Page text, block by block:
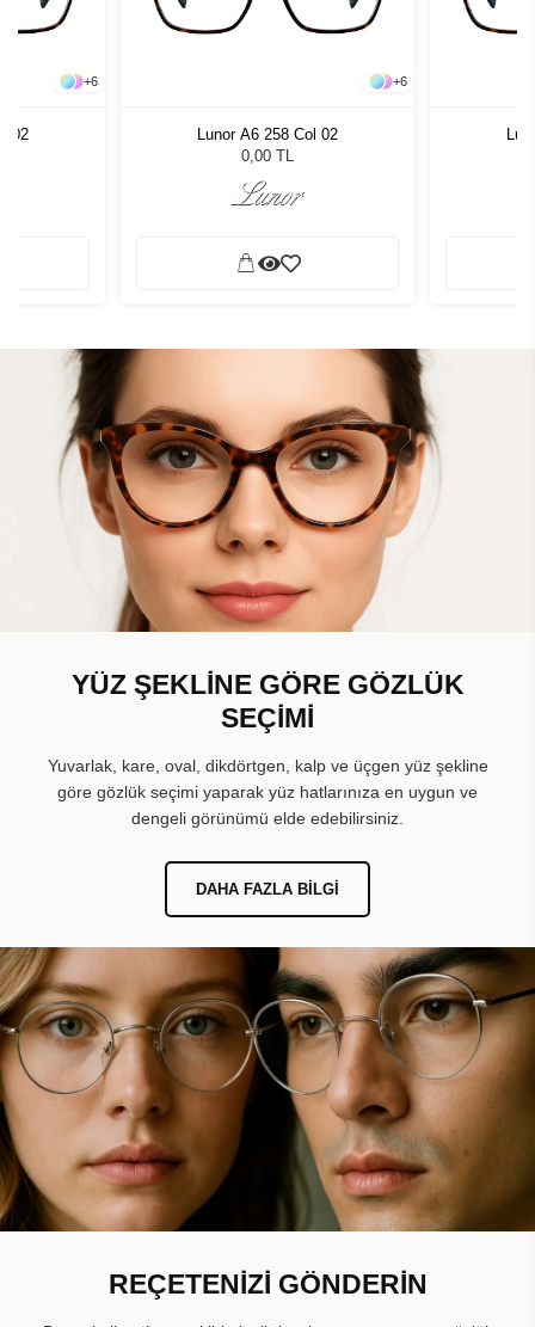
+6
02
+6
Lunor A6 258 Col 02
0,00 TL
YÜZ ŞEKLİNE GÖRE GÖZLÜK
SEÇİMİ
Yuvarlak, kare, oval, dikdörtgen, kalp ve üçgen yüz şekline
göre gözlük seçimi yaparak yüz hatlarınıza en uygun ve
dengeli görünümü elde edebilirsiniz.
DAHA FAZLA BILGI
REÇETENİZİ GÖNDERİN